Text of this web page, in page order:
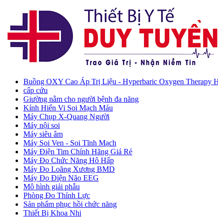
Buồng OXY Cao Áp Trị Liệu - Hyperbaric Oxygen Therapy
cấp cứu
Giường nằm cho người bệnh đa năng
Kính Hiển Vi Soi Mạch Máu
Máy Chụp X-Quang Người
Máy nội soi
Máy siêu âm
Máy Soi Ven - Soi Tĩnh Mạch
Máy Điện Tim Chính Hãng Giá Rẻ
Máy Đo Chức Năng Hô Hấp
Máy Đo Loãng Xương BMD
Máy Đo Điện Não EEG
Mô hình giải phẫu
Phòng Đo Thính Lực
Sản phẩm phục hồi chức năng
Thiết Bị Khoa Nhi